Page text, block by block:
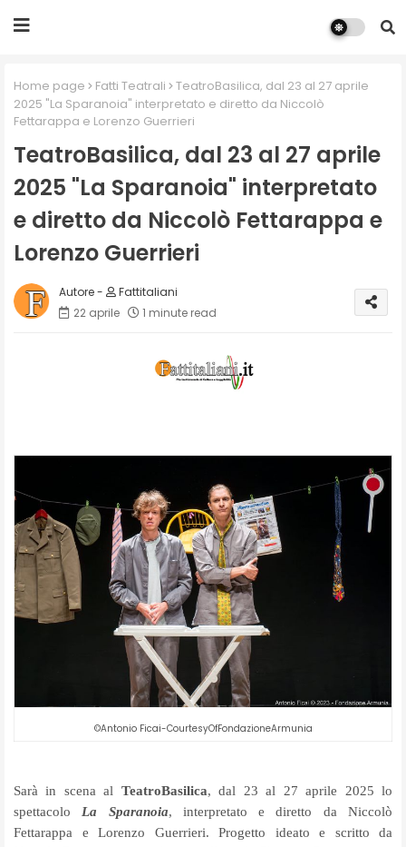
Home page Fatti Teatrali
TeatroBasilica, dal 23 al 27 aprile
2025 "La Sparanoia" interpretato e diretto da Niccolò
Fettarappa e Lorenzo Guerrieri
TeatroBasilica, dal 23 al 27 aprile
2025 "La Sparanoia" interpretato
e diretto da Niccolò Fettarappa e
Lorenzo Guerrieri
Fattitaliani
22 aprile
1 minute read
©Antonio Ficai-CourtesyOfFondazioneArmunia
Sarà in scena al TeatroBasilica, dal 23 al 27 aprile 2025 lo
spettacolo La Sparanoia, interpretato e diretto da Niccolò
Fettarappa e Lorenzo Guerrieri. Progetto ideato e scritto da